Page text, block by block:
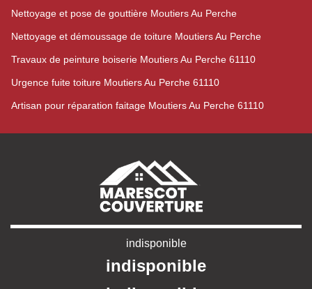
Nettoyage et pose de gouttière Moutiers Au Perche
Nettoyage et démoussage de toiture Moutiers Au Perche
Travaux de peinture boiserie Moutiers Au Perche 61110
Urgence fuite toiture Moutiers Au Perche 61110
Artisan pour réparation faitage Moutiers Au Perche 61110
indisponible
indisponible